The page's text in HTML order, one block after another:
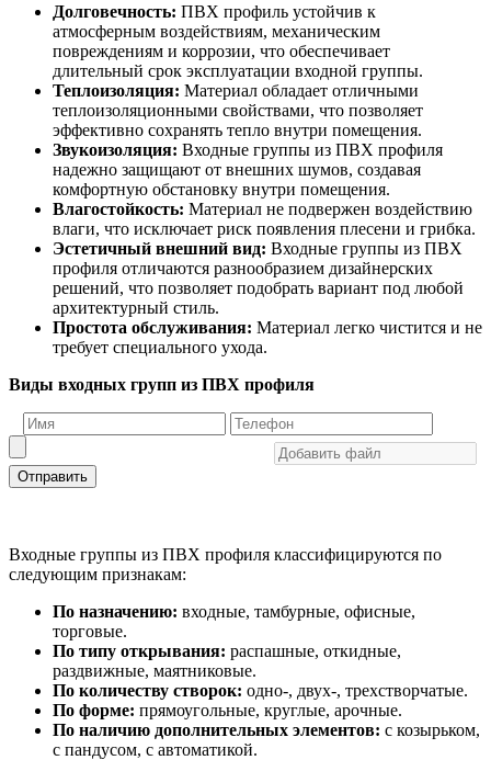
Долговечность: ПВХ профиль устойчив к
атмосферным воздействиям, механическим
повреждениям и коррозии, что обеспечивает
длительный срок эксплуатации входной группы.
Теплоизоляция: Материал обладает отличными
теплоизоляционными свойствами, что позволяет
эффективно сохранять тепло внутри помещения.
Звукоизоляция: Входные группы из ПВХ профиля
надежно защищают от внешних шумов, создавая
комфортную обстановку внутри помещения.
Влагостойкость: Материал не подвержен воздействию
влаги, что исключает риск появления плесени и грибка.
Эстетичный внешний вид: Входные группы из ПВХ
профиля отличаются разнообразием дизайнерских
решений, что позволяет подобрать вариант под любой
архитектурный стиль.
Простота обслуживания: Материал легко чистится и не
требует специального ухода.
Виды входных групп из ПВХ профиля
Отправить
Входные группы из ПВХ профиля классифицируются по
следующим признакам:
По назначению: входные, тамбурные, офисные,
торговые.
По типу открывания: распашные, откидные,
раздвижные, маятниковые.
По количеству створок: одно-, двух-, трехстворчатые.
По форме: прямоугольные, круглые, арочные.
По наличию дополнительных элементов: с козырьком,
с пандусом, с автоматикой.